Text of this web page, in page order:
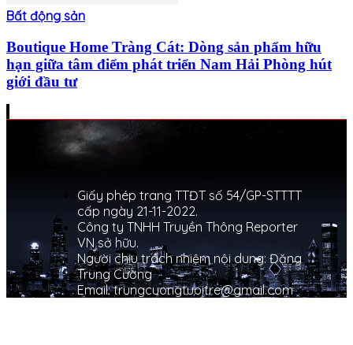
Bất động sản
Boutique Home Tràng Cát: Dòng sản phẩm hữu
hạn giữa tâm điểm phát triển Nam Hải Phòng hút
giới đầu tư
Giấy phép trang TTĐT số 54/GP-STTTT
cấp ngày 21-11-2022.
Công ty TNHH Truyền Thông Reporter
VN sở hữu.
Người chịu trách nhiệm nội dung: Đặng
Trung Cường
Email: trungcuongtuoitre@gmail.com